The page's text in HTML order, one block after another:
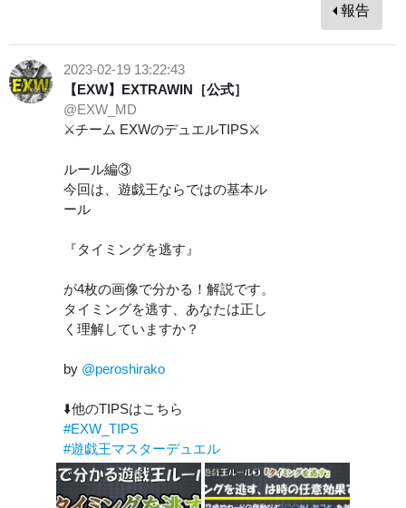
報告
2023-02-19 13:22:43
【EXW】EXTRAWIN［公式］
@EXW_MD
⚔チーム EXWのデュエルTIPS⚔
ルール編③
今回は、遊戯王ならではの基本ル
ール
『タイミングを逃す』
が4枚の画像で分かる！解説です。
タイミングを逃す、あなたは正し
く理解していますか？
by @peroshirako
⬇️他のTIPSはこちら
#EXW_TIPS
#遊戯王マスターデュエル